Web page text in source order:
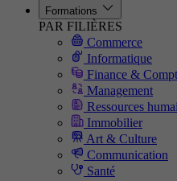
Formations
PAR FILIÈRES
Commerce
Informatique
Finance &
Management
Ressources
Immobilier
Art & Culture
Communication
Santé